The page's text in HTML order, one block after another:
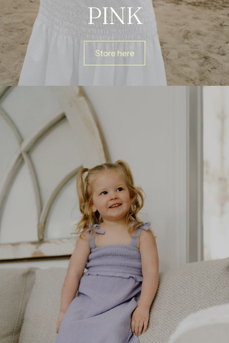
PINK
Store here